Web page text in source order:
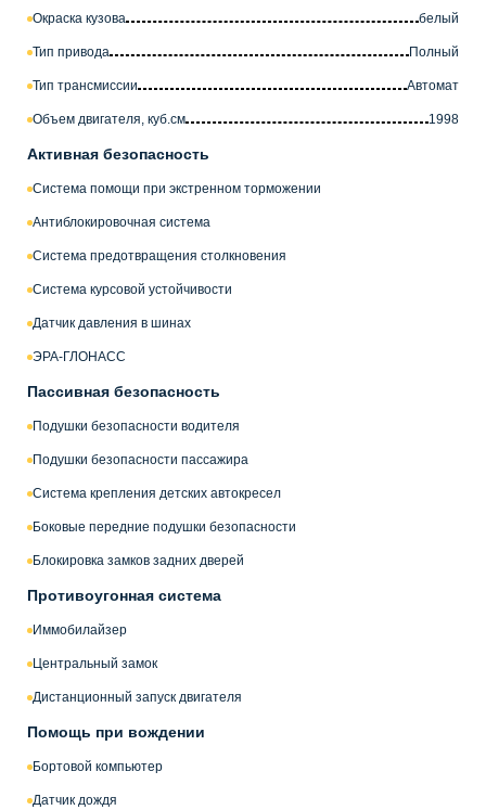
Окраска кузова белый
Тип привода Полный
Тип трансмиссии Автомат
Объем двигателя, куб.см 1998
Активная безопасность
Система помощи при экстренном торможении
Антиблокировочная система
Система предотвращения столкновения
Система курсовой устойчивости
Датчик давления в шинах
ЭРА-ГЛОНАСС
Пассивная безопасность
Подушки безопасности водителя
Подушки безопасности пассажира
Система крепления детских автокресел
Боковые передние подушки безопасности
Блокировка замков задних дверей
Противоугонная система
Иммобилайзер
Центральный замок
Дистанционный запуск двигателя
Помощь при вождении
Бортовой компьютер
Датчик дождя